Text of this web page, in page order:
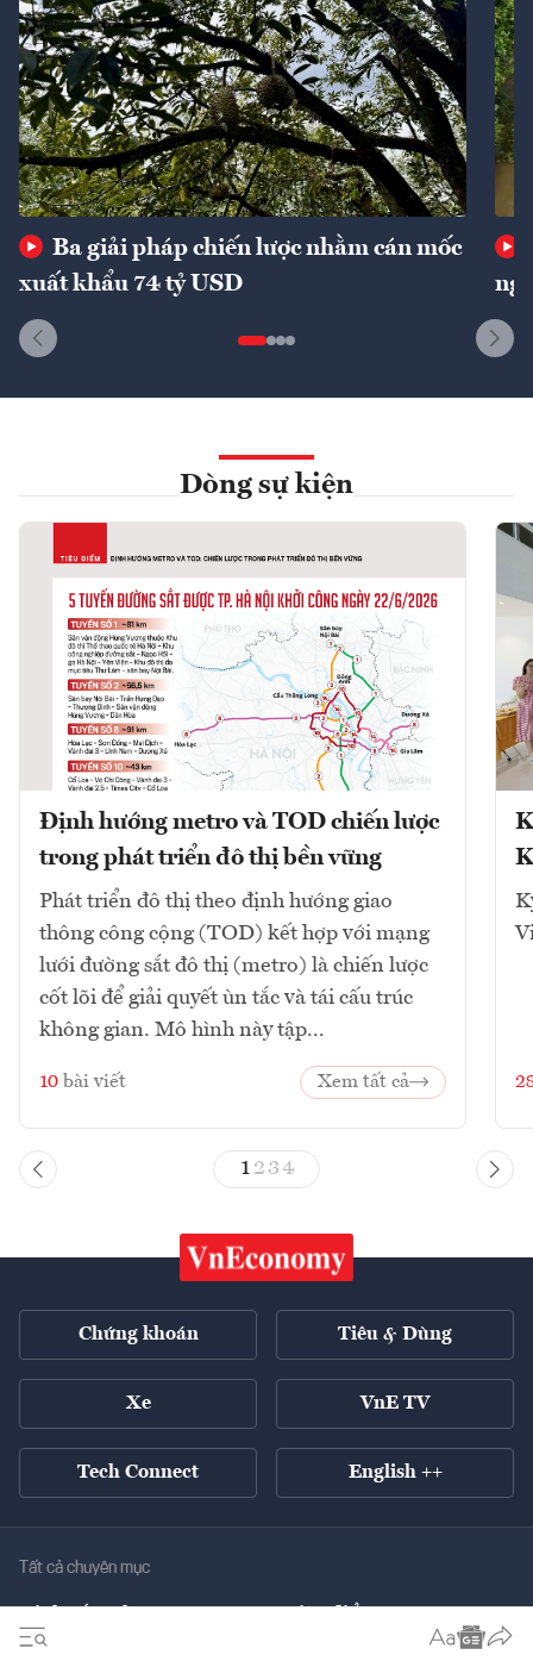
Ba giải pháp chiến lược nhằm cán mốc
xuất khẩu 74 tỷ USD
Dòng sự kiện
Định hướng metro và TOD chiến lược
trong phát triển đô thị bền vững
Phát triển đô thị theo định hướng giao
thông công cộng (TOD) kết hợp với mạng
lưới đường sắt đô thị (metro) là chiến lược
cốt lõi để giải quyết ùn tắc và tái cấu trúc
không gian. Mô hình này tập...
10 bài viết Xem tất cả
1 23 4
Chứng khoán Tiêu & Dùng
Xe VnE TV
Tech Connect English ++
Tất cả chuyên mục
Kinh tế xanh
Chuyển động xanh
Tiêu điểm